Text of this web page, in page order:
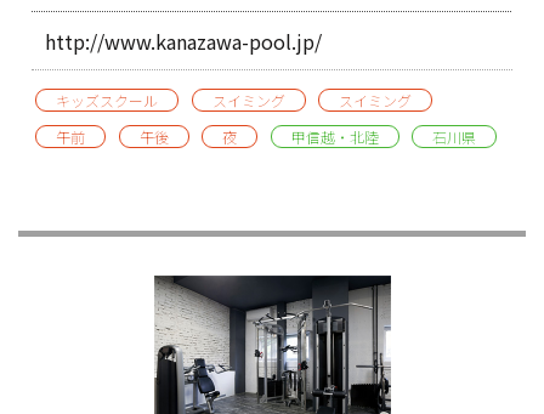
http://www.kanazawa-pool.jp/
キッズスクール スイミング
スイミング
午前
午後 夜 甲信越・北陸 石川県